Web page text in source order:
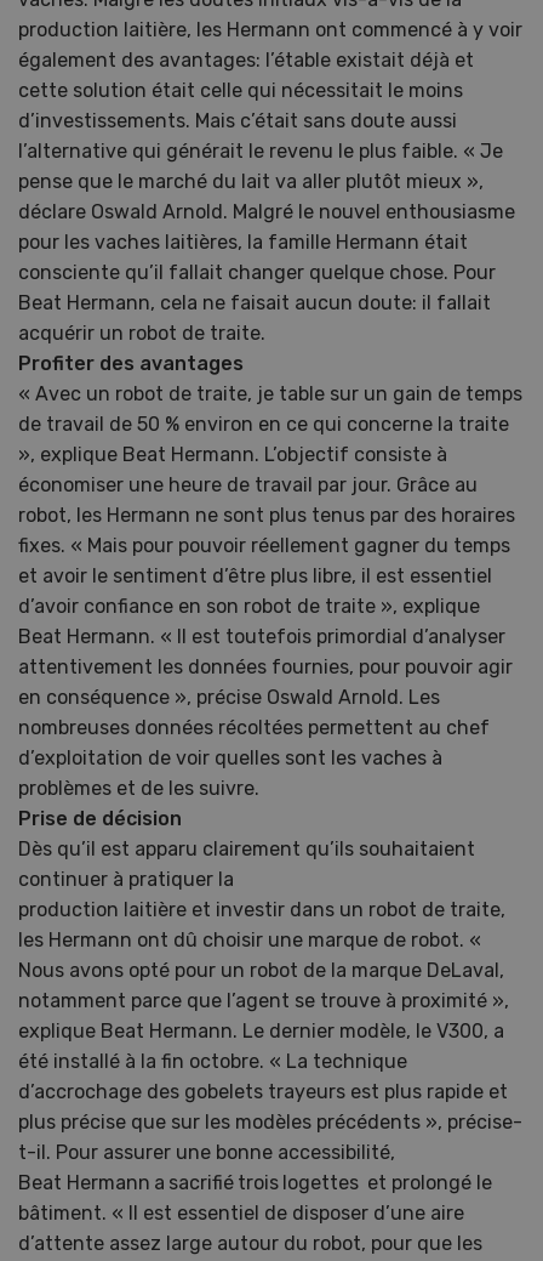
production laitière, les Hermann ont commencé à y voir
également des avantages: l’étable existait déjà et
cette solution était celle qui nécessitait le moins
d’investissements. Mais c’était sans doute aussi
l’alternative qui générait le revenu le plus faible. « Je
pense que le marché du lait va aller plutôt mieux »,
déclare Oswald Arnold. Malgré le nouvel enthousiasme
pour les vaches laitières, la famille Hermann était
consciente qu’il fallait changer quelque chose. Pour
Beat Hermann, cela ne faisait aucun doute: il fallait
acquérir un robot de traite.
Profiter des avantages
« Avec un robot de traite, je table sur un gain de temps
de travail de 50 % environ en ce qui concerne la traite
», explique Beat Hermann. L’objectif consiste à
économiser une heure de travail par jour. Grâce au
robot, les Hermann ne sont plus tenus par des horaires
fixes. « Mais pour pouvoir réellement gagner du temps
et avoir le sentiment d’être plus libre, il est essentiel
d’avoir confiance en son robot de traite », explique
Beat Hermann. « Il est toutefois primordial d’analyser
attentivement les données fournies, pour pouvoir agir
en conséquence », précise Oswald Arnold. Les
nombreuses données récoltées permettent au chef
d’exploitation de voir quelles sont les vaches à
problèmes et de les suivre.
Prise de décision
Dès qu’il est apparu clairement qu’ils souhaitaient
continuer à pratiquer la
production laitière et investir dans un robot de traite,
les Hermann ont dû choisir une marque de robot. «
Nous avons opté pour un robot de la marque DeLaval,
notamment parce que l’agent se trouve à proximité »,
explique Beat Hermann. Le dernier modèle, le V300, a
été installé à la fin octobre. « La technique
d’accrochage des gobelets trayeurs est plus rapide et
plus précise que sur les modèles précédents », précise-
t-il. Pour assurer une bonne accessibilité,
Beat Hermann a sacrifié trois logettes et prolongé le
bâtiment. « Il est essentiel de disposer d’une aire
d’attente assez large autour du robot, pour que les